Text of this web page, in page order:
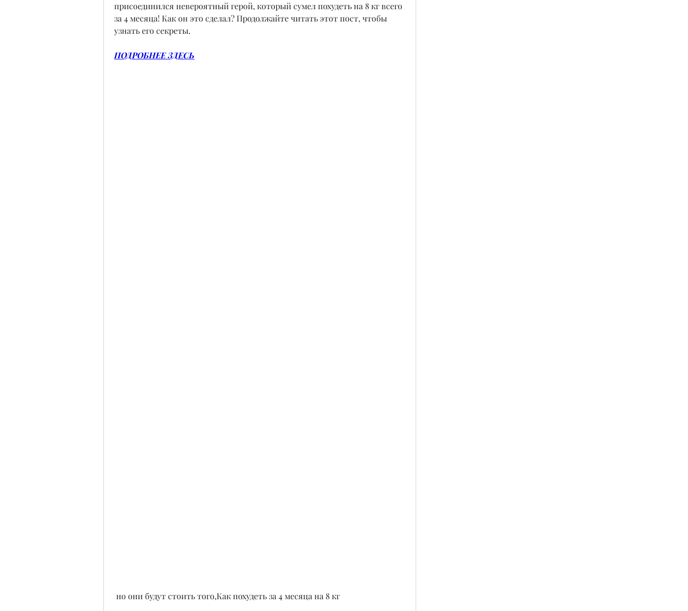
присоединился невероятный герой, который сумел похудеть на 8 кг всего
за 4 месяца! Как он это сделал? Продолжайте читать этот пост, чтобы
узнать его секреты.
ПОДРОБНЕЕ ЗДЕСЬ
но они будут стоить того,Как похудеть за 4 месяца на 8 кг